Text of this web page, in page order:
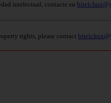
intelectual, contacte en
rights, please contact